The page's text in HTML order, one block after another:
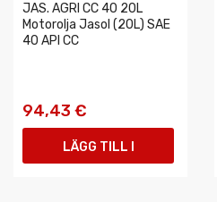
JAS. AGRI CC 40 20L
Motorolja Jasol (20L) SAE
40 API CC
94,43 €
LÄGG TILL I